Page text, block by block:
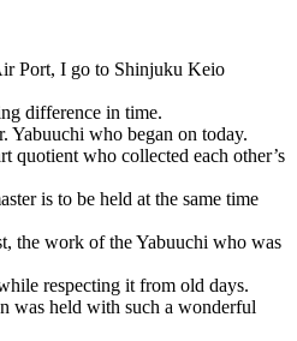
Port, I go to Shinjuku Keio
difference in time.
who began on today.
quotient who collected each other’s
is to be held at the same time
the work of the Yabuuchi who was
respecting it from old days.
was held with such a wonderful